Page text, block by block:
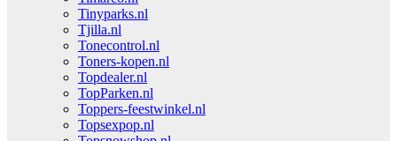
Tinyparks.nl
Tjilla.nl
Tonecontrol.nl
Toners-kopen.nl
Topdealer.nl
TopParken.nl
Toppers-feestwinkel.nl
Topsexpop.nl